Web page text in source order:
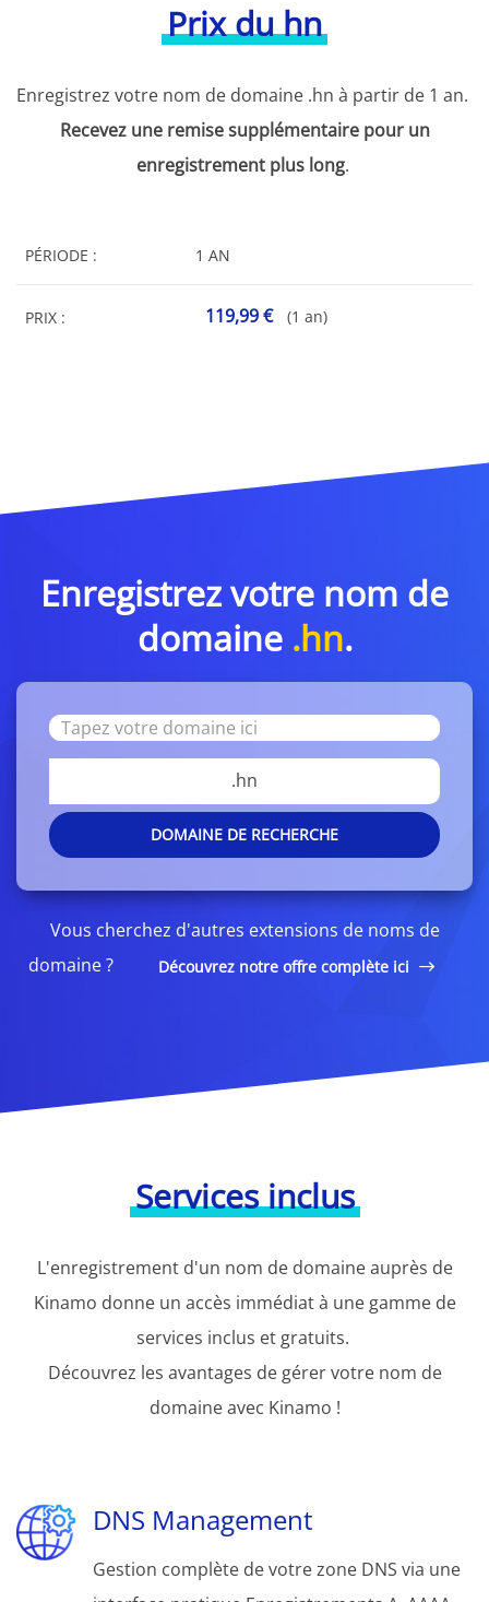
Prix du hn
Enregistrez votre nom de domaine .hn à partir de 1 an.
Recevez une remise supplémentaire pour un
enregistrement plus long.
PÉRIODE : 1 AN
PRIX : 119,99 € (1 an)
Enregistrez votre nom de
domaine .hn.
.hn
DOMAINE DE RECHERCHE
Vous cherchez d'autres extensions de noms de
domaine ?
Découvrez notre offre complète ici
Services inclus
L'enregistrement d'un nom de domaine auprès de
Kinamo donne un accès immédiat à une gamme de
services inclus et gratuits.
Découvrez les avantages de gérer votre nom de
domaine avec Kinamo !
DNS Management
Gestion complète de votre zone DNS via une